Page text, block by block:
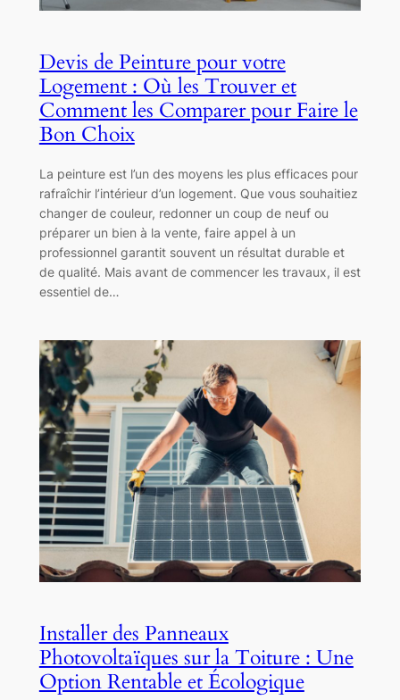
Devis de Peinture pour votre
Logement : Où les Trouver et
Comment les Comparer pour Faire le
Bon Choix
La peinture est l’un des moyens les plus efficaces pour
rafraîchir l’intérieur d’un logement. Que vous souhaitiez
changer de couleur, redonner un coup de neuf ou
préparer un bien à la vente, faire appel à un
professionnel garantit souvent un résultat durable et
de qualité. Mais avant de commencer les travaux, il est
essentiel de…
Installer des Panneaux
Photovoltaïques sur la Toiture : Une
Option Rentable et Écologique